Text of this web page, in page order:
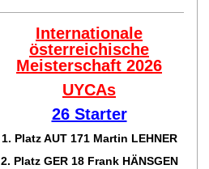
Internationale
österreichische
Meisterschaft 2026
UYCAs
26 Starter
1. Platz AUT 171 Martin LEHNER
2. Platz GER 18 Frank HÄNSGEN